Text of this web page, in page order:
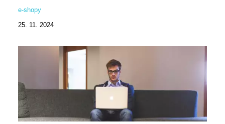
e-shopy
25. 11. 2024